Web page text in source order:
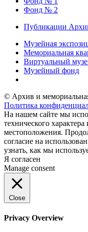
Фонд № 2
Публикации
Музейная
Мемориальная
Виртуальный
Музейный фонд
© Архив и
Политика
На нашем сайте мы
технического
местоположения.
согласие на
узнать, как мы
Я согласен
Manage consent
Close
Privacy Overview